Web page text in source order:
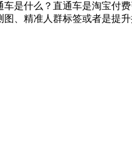
什么？直通车是淘宝付
精准人群标签或者是提